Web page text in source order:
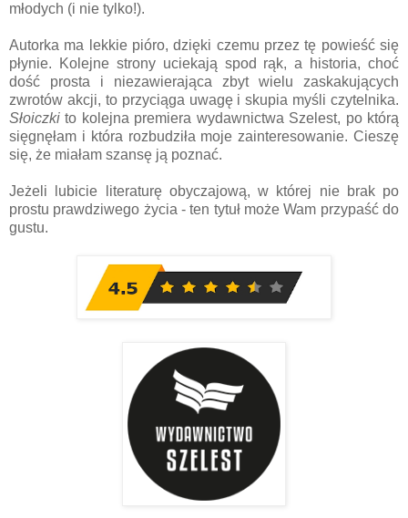
młodych (i nie tylko!).
Autorka ma lekkie pióro, dzięki czemu przez tę powieść się
płynie. Kolejne strony uciekają spod rąk, a historia, choć
dość prosta i niezawierająca zbyt wielu zaskakujących
zwrotów akcji, to przyciąga uwagę i skupia myśli czytelnika.
Słoiczkito kolejna premiera wydawnictwa Szelest, po którą
sięgnęłam i która rozbudziła moje zainteresowanie. Cieszę
się, że miałam szansę ją poznać.
Jeżeli lubicie literaturę obyczajową, w której nie brak po
prostu prawdziwego życia - ten tytuł może Wam przypaść do
gustu.